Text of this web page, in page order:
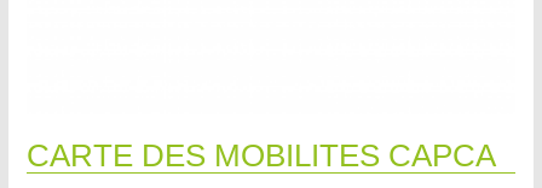
CARTE DES MOBILITES CAPCA